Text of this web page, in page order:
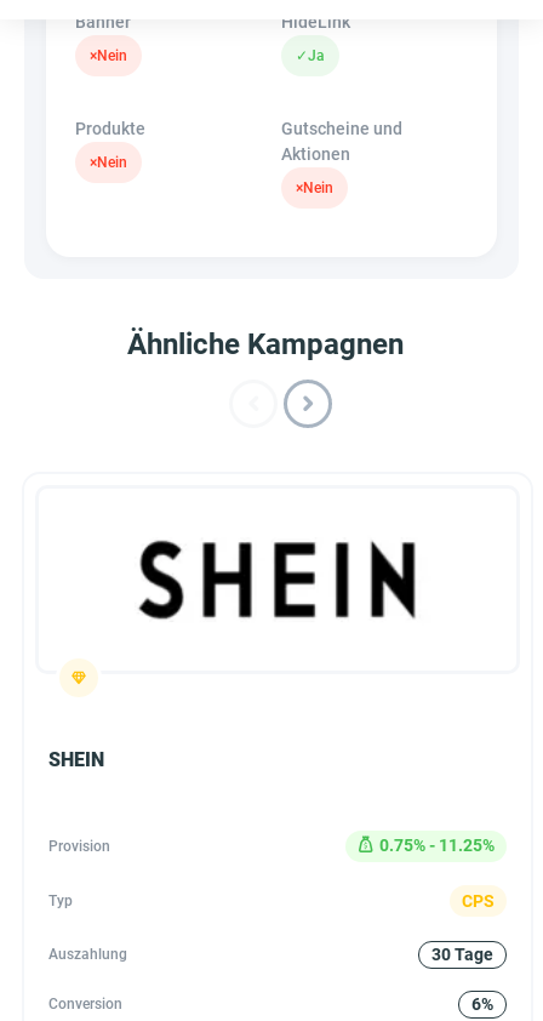
Banner
×Nein
HideLink
✓Ja
Produkte
×Nein
Gutscheine und
Aktionen
×Nein
Ähnliche Kampagnen
SHEIN
Provision 0.75% - 11.25%
Typ CPS
Auszahlung 30 Tage
Conversion 6%